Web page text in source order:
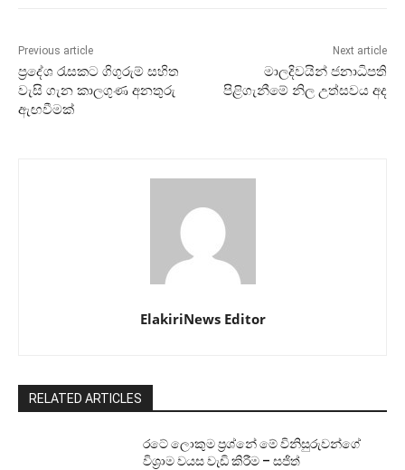
Previous article
ප්‍රදේශ රැසකට ගිගුරුම් සහිත
වැසි ගැන කාලගුණ අනතුරු
ඇඟවීමක්
Next article
මාලදිවයින් ජනාධිපති
පිළිගැනීමේ නිල උත්සවය අද
ElakiriNews Editor
RELATED ARTICLES
රටේ ලොකුම ප්‍රශ්නේ මේ විනිසුරුවන්ගේ
විශ්‍රාම වයස වැඩි කිරීම – සජිත්